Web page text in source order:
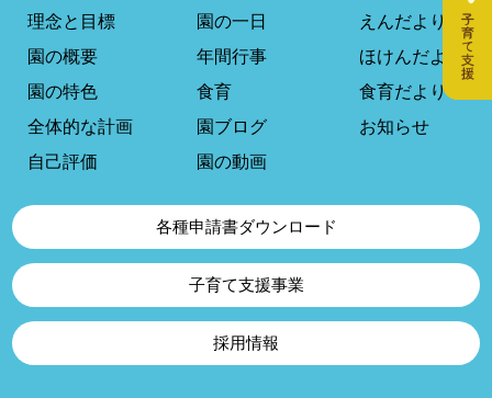
理念と目標
園の概要
園の特色
全体的な計画
自己評価
園の一日
年間行事
食育
園ブログ
園の動画
えんだより
ほけんだより
食育だより
お知らせ
各種申請書ダウンロード
子育て支援事業
採用情報